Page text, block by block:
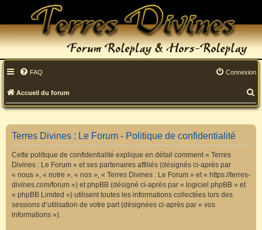
FAQ Connexion
Accueil du forum
e
c
Terres Divines : Le Forum - Politique de confidentialité
Cette politique de confidentialité explique en détail comment « Terres
Divines : Le Forum » et ses partenaires affiliés (désignés ci-après par
« nous », « notre », « nos », « Terres Divines : Le Forum » et « https://terres-
divines.com/forum ») et phpBB (désigné ci-après par « logiciel phpBB » et
« phpBB Limited ») utilisent toutes les informations collectées lors des
sessions d’utilisation de votre part (désignées ci-après par « vos
informations »).